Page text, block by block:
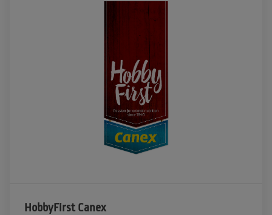
HobbyFirst Canex